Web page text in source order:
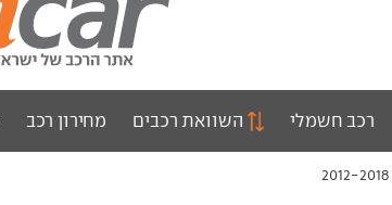
רכב חשמלי השוואת רכבים מחירון רכב